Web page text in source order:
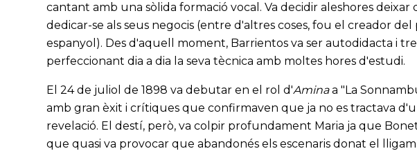
cantant amb una sòlida formació vocal. Va decidir aleshores deixar
dedicar-se als seus negocis (entre d'altres coses, fou el creador
espanyol). Des d'aquell moment, Barrientos va ser autodidacta i
perfeccionant dia a dia la seva tècnica amb moltes hores d'estudi.
El 24 de juliol de 1898 va debutar en el rol d'Aminaa "La
amb gran èxit i crítiques que confirmaven que ja no es tractava
revelació. El destí, però, va colpir profundament Maria ja que
que quasi va provocar que abandonés els escenaris donat el